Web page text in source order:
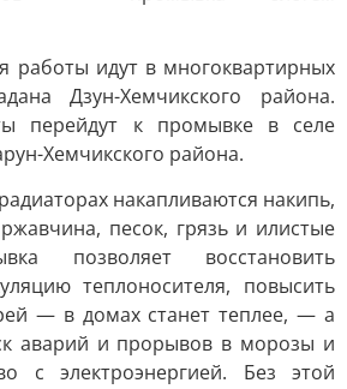
работы идут в многоквартирных
Дзун-Хемчикского района.
перейдут к промывке в селе
Хемчикского района.
накапливаются накипь,
песок, грязь и илистые
позволяет восстановить
теплоносителя, повысить
— в домах станет теплее, — а
аварий и прорывов в морозы и
с электроэнергией. Без этой